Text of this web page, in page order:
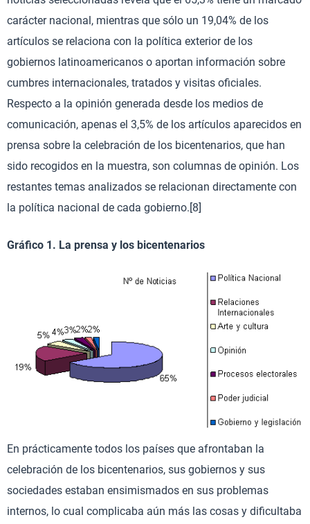
carácter nacional, mientras que sólo un 19,04% de los
artículos se relaciona con la política exterior de los
gobiernos latinoamericanos o aportan información sobre
cumbres internacionales, tratados y visitas oficiales.
Respecto a la opinión generada desde los medios de
comunicación, apenas el 3,5% de los artículos aparecidos en
prensa sobre la celebración de los bicentenarios, que han
sido recogidos en la muestra, son columnas de opinión. Los
restantes temas analizados se relacionan directamente con
la política nacional de cada gobierno.[8]
Gráfico 1. La prensa y los bicentenarios
En prácticamente todos los países que afrontaban la
celebración de los bicentenarios, sus gobiernos y sus
sociedades estaban ensimismados en sus problemas
internos, lo cual complicaba aún más las cosas y dificultaba